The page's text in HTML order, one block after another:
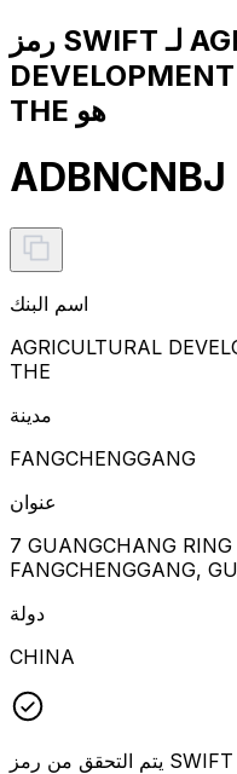
رمز SWIFT لـ AGRICULTURAL
THE هو
ADBNCNBJ
اسم البنك
AGRICULTURAL
THE
مدينة
FANGCHENGGANG
عنوان
7 GUANGCHANG
FANGCHENGGANG,
دولة
CHINA